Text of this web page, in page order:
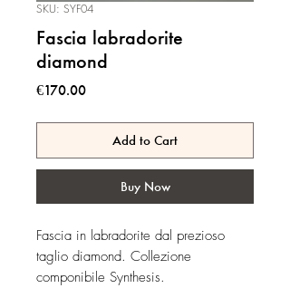
SKU: SYF04
Fascia labradorite
diamond
€170.00Price
Add to Cart
Buy Now
Fascia in labradorite dal prezioso
taglio diamond. Collezione
componibile Synthesis.